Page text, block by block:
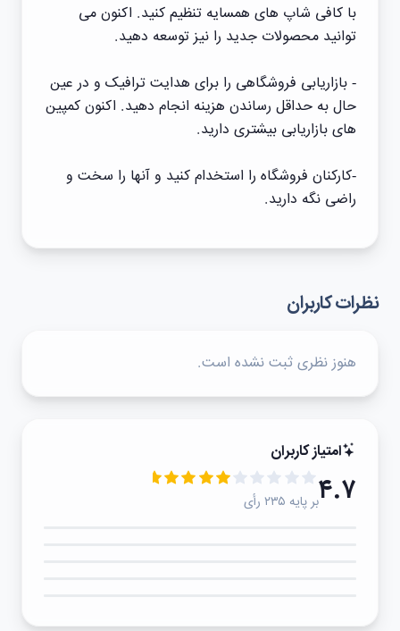
با کافی شاپ های همسایه تنظیم کنید. اکنون می
توانید محصولات جدید را نیز توسعه دهید.
- بازاریابی فروشگاهی را برای هدایت ترافیک و در عین
حال به حداقل رساندن هزینه انجام دهید. اکنون کمپین
های بازاریابی بیشتری دارید.
-کارکنان فروشگاه را استخدام کنید و آنها را سخت و
راضی نگه دارید.
نظرات کاربران
هنوز نظری ثبت نشده است.
امتیاز کاربران
۴.۷بر پایه ۲۳۵ رأی